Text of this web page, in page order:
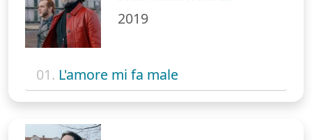
2019
01. L'amore mi fa male